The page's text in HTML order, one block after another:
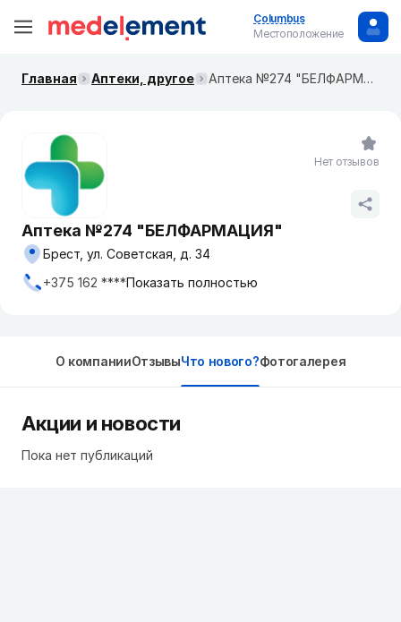
Columbus
Местоположение
Главная Аптеки, другое Аптека №274 "БЕЛФАРМАЦИЯ"
Аптека №274 "БЕЛФАРМАЦИЯ"
Брест, ул. Советская, д. 34
+375 162 ****Показать полностью
Нет отзывов
О компанииОтзывыЧто нового?Фотогалерея
Акции и новости
Пока нет публикаций